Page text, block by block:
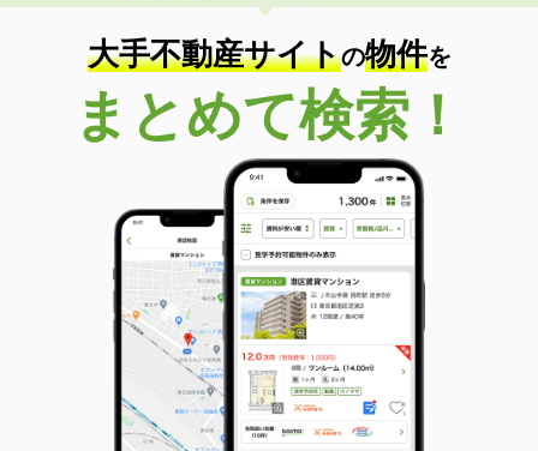
大手不動産サイトの物件を
まとめて検索！